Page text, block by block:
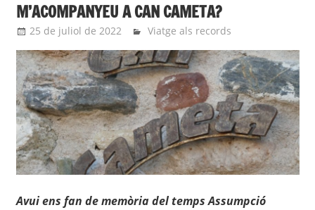
Franqueses
M’ACOMPANYEU A CAN CAMETA?
25 de juliol de 2022 Eli
Viatge als records
Avui ens fan de memòria del temps Assumpció